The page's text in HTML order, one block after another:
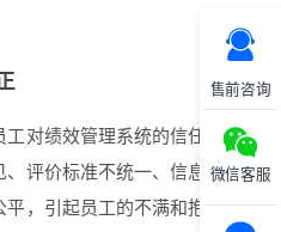
售前咨询
微信客服
对绩效管理系统的信任和满意
评价标准不统一、信息不透明
，引起员工的不满和抱怨。为